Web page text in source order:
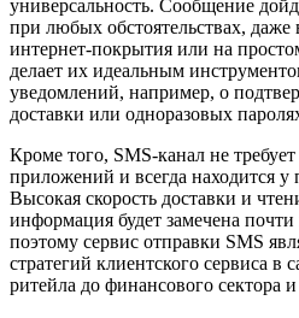
универсальность. Сообщение
при любых обстоятельствах, даже
интернет-покрытия или на
делает их идеальным
уведомлений, например, о
доставки или одноразовых
Кроме того, SMS-канал не
приложений и всегда находится у
Высокая скорость доставки и
информация будет замечена
поэтому сервис отправки SMS
стратегий клиентского сервиса в
ритейла до финансового сектора